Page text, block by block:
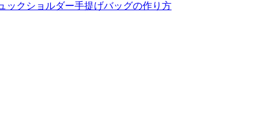
ックショルダー手提げバッグの作り方